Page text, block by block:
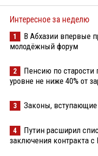
Интересное за неделю
1
В Абхазии впервые
молодёжный форум
2
Пенсию по старости
уровне не ниже 40% от
3 Законы, вступающие
4
Путин расширил
заключения контракта